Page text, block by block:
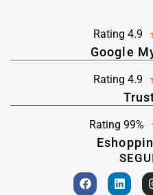
Rating 4.9
Google
Rating 4.9
Rating 99%